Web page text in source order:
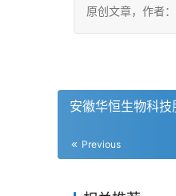
原创文章，作者
安徽华恒生物科技
Previous